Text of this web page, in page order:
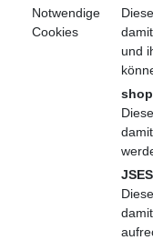
Veranstaltungsdaten
Veranstaltungsort:
Notwendige
Cookies
und